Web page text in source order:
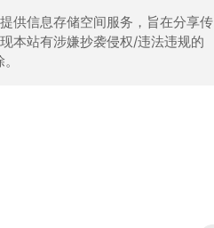
供信息存储空间服务，旨在分享传
本站有涉嫌抄袭侵权/违法违规的